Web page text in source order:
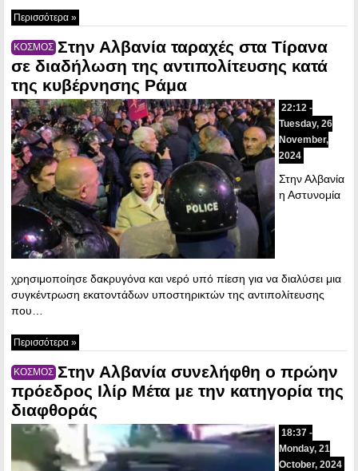
Περισσότερα »
ΚΟΣΜΟΣ Στην Αλβανία ταραχές στα Τίρανα
σε διαδήλωση της αντιπολίτευσης κατά
της κυβέρνησης Ράμα
22:12 -
Tuesday, 26
November,
2024
Στην Αλβανία
η Αστυνομία
χρησιμοποίησε δακρυγόνα και νερό υπό πίεση για να διαλύσει μια
συγκέντρωση εκατοντάδων υποστηρικτών της αντιπολίτευσης
που…
Περισσότερα »
ΚΟΣΜΟΣ Στην Αλβανία συνελήφθη ο πρώην
πρόεδρος Ιλίρ Μέτα με την κατηγορία της
διαφθοράς
18:37 -
Monday, 21
October, 2024